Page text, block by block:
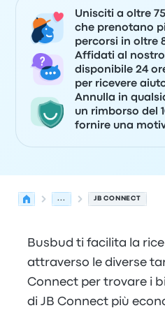
Unisciti a oltre
che prenotano
percorsi in oltre
Affidati al
disponibile 24
per ricevere
Annulla in
un rimborso del
fornire una
... JB CONNECT
Busbud ti facilita la
attraverso le diverse
Connect per trovare i
di JB Connect più